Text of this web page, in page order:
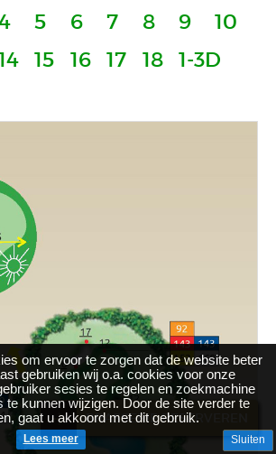
om ervoor te zorgen dat de website beter
gebruiken wij o.a. cookies voor onze
sesies te regelen en zoekmachine
te kunnen wijzigen. Door de site verder te
gaat u akkoord met dit gebruik.
Lees meer Sluiten
5 6 7 8 9
10
15 16 17 18
1-3D
BRASSERIE RESERVEREN